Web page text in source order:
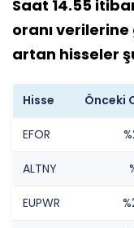
Saat 14.55
oranı
artan hisseler
Hisse Önceki
EFOR
ALTNY
EUPWR